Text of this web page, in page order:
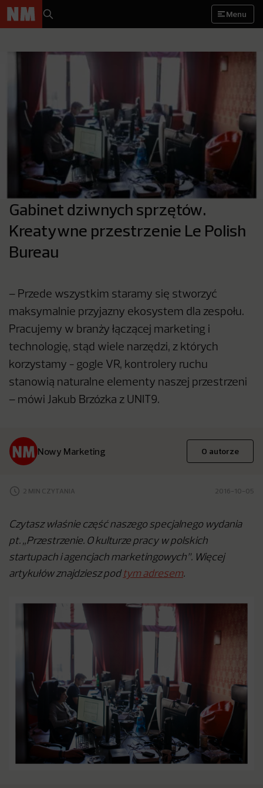
Menu
Gabinet dziwnych sprzętów.
Kreatywne przestrzenie Le Polish
Bureau
– Przede wszystkim staramy się stworzyć
maksymalnie przyjazny ekosystem dla zespołu.
Pracujemy w branży łączącej marketing i
technologię, stąd wiele narzędzi, z których
korzystamy - gogle VR, kontrolery ruchu
stanowią naturalne elementy naszej przestrzeni
– mówi Jakub Brzózka z UNIT9.
Nowy Marketing O autorze
2 MIN CZYTANIA 2016-10-05
Czytasz właśnie część naszego specjalnego wydania
pt. „Przestrzenie. O kulturze pracy w polskich
startupach i agencjach marketingowych”. Więcej
artykułów znajdziesz pod tym adresem.